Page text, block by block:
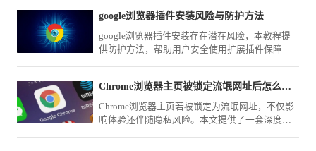
google浏览器插件安装风险与防护方法
google浏览器插件安装存在潜在风险，本教程提
供防护方法，帮助用户安全使用扩展插件保障数
Chrome浏览器主页被锁定流氓网址后怎么通过注册表彻底修复
Chrome浏览器主页若被锁定为流氓网址，不仅影
响体验还伴随隐私风险。本文提供了一套深度清